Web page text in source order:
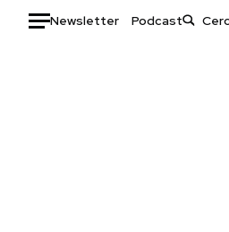
Newsletter Podcast